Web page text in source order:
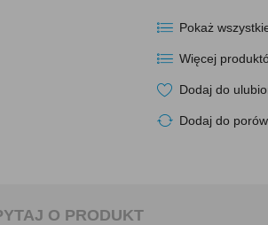
Pokaż
Więcej
Dodaj do
Dodaj do
O PRODUKT